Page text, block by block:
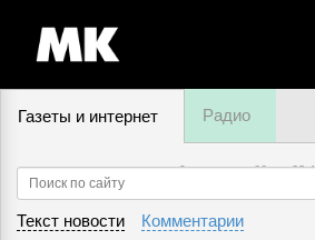
Газеты и интернет Радио
9 августа, суббота,03:
Текст новости Комментарии